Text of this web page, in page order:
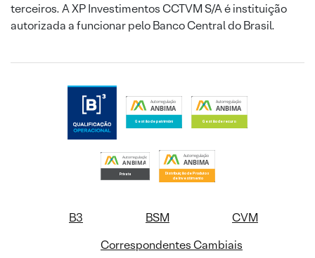
terceiros. A XP Investimentos CCTVM S/A é instituição
autorizada a funcionar pelo Banco Central do Brasil.
B3 BSM
CVM
Correspondentes Cambiais